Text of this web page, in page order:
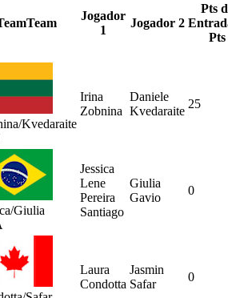
Team
Jogador
1
Jogador 2
Pts
Pts
Kvedaraite
Irina
Zobnina
Daniele
Kvedaraite
25
Giulia
Jessica
Lene
Pereira
Santiago
Giulia
Gavio
0
Laura
Condotta
Jasmin
Safar
0